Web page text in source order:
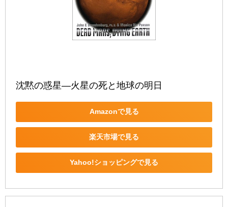
沈黙の惑星―火星の死と地球の明日
Amazonで見る
楽天市場で見る
Yahoo!ショッピングで見る